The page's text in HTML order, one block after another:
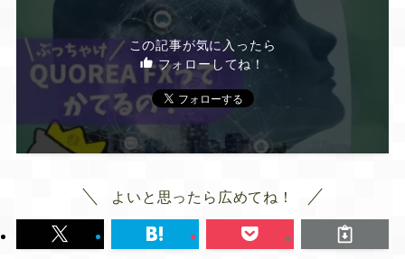
この記事が気に入ったら
フォローしてね！
よいと思ったら広めてね！